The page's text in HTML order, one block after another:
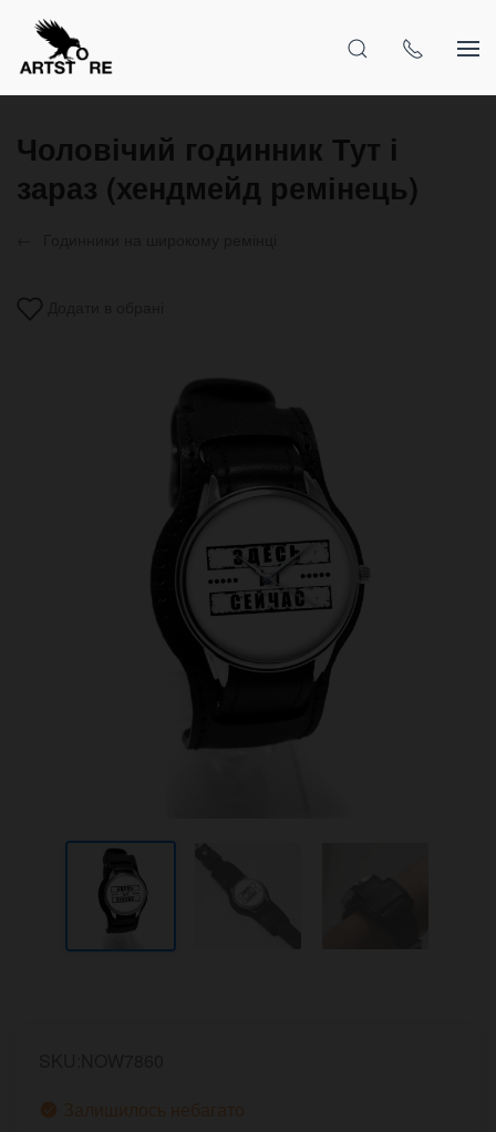
Чоловічий годинник Тут і
зараз (хендмейд ремінець)